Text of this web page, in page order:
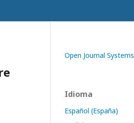
Open Journal Systems
Idioma
Español (España)